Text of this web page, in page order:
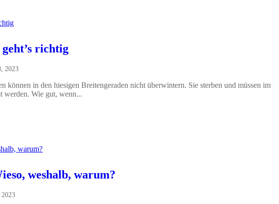
richtig
2023
können in den hiesigen Breitengeraden nicht überwintern. Sie sterben und müssen im
werden. Wie gut, wenn...
weshalb, warum?